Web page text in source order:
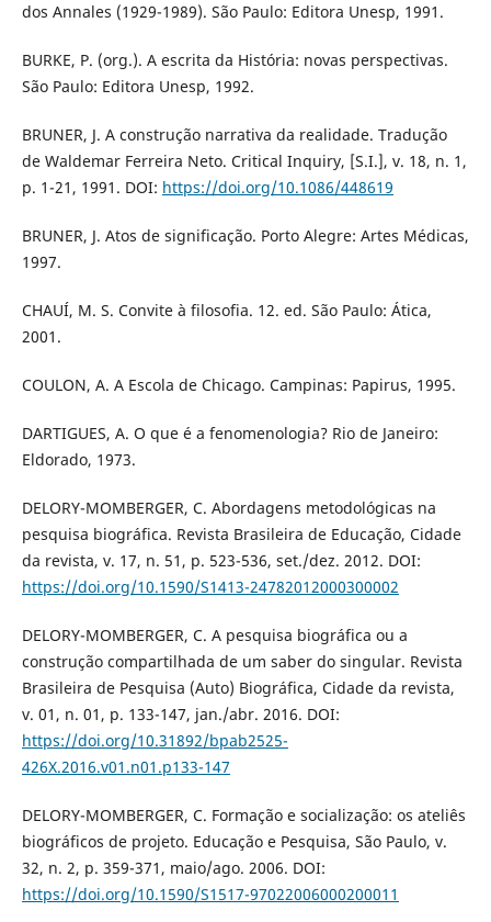
dos Annales (1929-1989). São Paulo: Editora Unesp, 1991.
BURKE, P. (org.). A escrita da História: novas perspectivas.
São Paulo: Editora Unesp, 1992.
BRUNER, J. A construção narrativa da realidade. Tradução
de Waldemar Ferreira Neto. Critical Inquiry, [S.I.], v. 18, n. 1,
p. 1-21, 1991. DOI: https://doi.org/10.1086/448619
BRUNER, J. Atos de significação. Porto Alegre: Artes Médicas,
1997.
CHAUÍ, M. S. Convite à filosofia. 12. ed. São Paulo: Ática,
2001.
COULON, A. A Escola de Chicago. Campinas: Papirus, 1995.
DARTIGUES, A. O que é a fenomenologia? Rio de Janeiro:
Eldorado, 1973.
DELORY-MOMBERGER, C. Abordagens metodológicas na
pesquisa biográfica. Revista Brasileira de Educação, Cidade
da revista, v. 17, n. 51, p. 523-536, set./dez. 2012. DOI:
https://doi.org/10.1590/S1413-24782012000300002
DELORY-MOMBERGER, C. A pesquisa biográfica ou a
construção compartilhada de um saber do singular. Revista
Brasileira de Pesquisa (Auto) Biográfica, Cidade da revista,
v. 01, n. 01, p. 133-147, jan./abr. 2016. DOI:
https://doi.org/10.31892/bpab2525-
426X.2016.v01.n01.p133-147
DELORY-MOMBERGER, C. Formação e socialização: os ateliês
biográficos de projeto. Educação e Pesquisa, São Paulo, v.
32, n. 2, p. 359-371, maio/ago. 2006. DOI:
https://doi.org/10.1590/S1517-97022006000200011